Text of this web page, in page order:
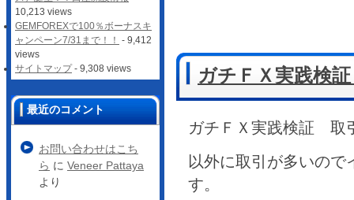
ガチＦＸ実践検
ガチＦＸ実践検証 取
以外に取引が多いの
す。
10,213 views
GEMFOREXで100％ボーナスキ
ャンペーン7/31まで！！ - 9,412
views
サイトマップ- 9,308 views
最近のコメント
お問い合わせはこち
ら に Veneer Pattaya
より